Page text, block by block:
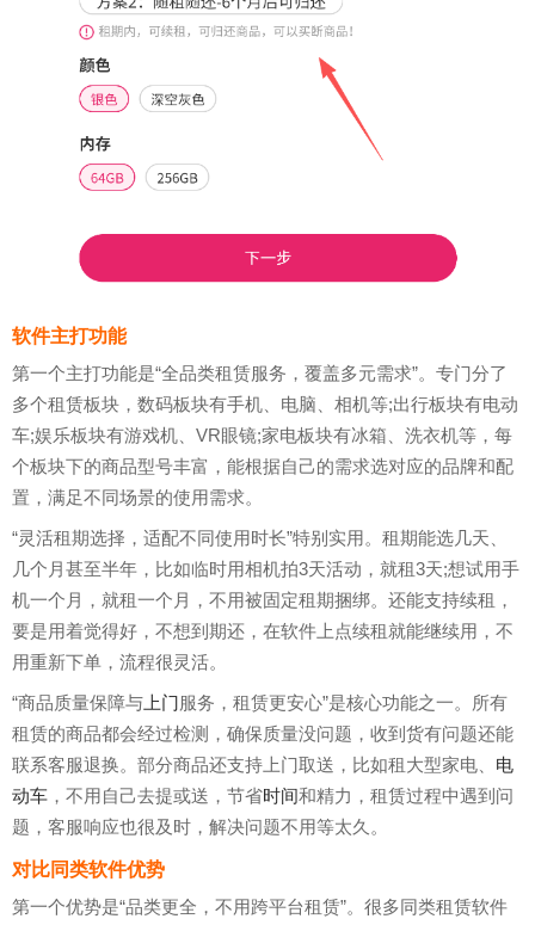
软件主打功能
第一个主打功能是“全品类租赁服务，覆盖多元需求”。专门分了
多个租赁板块，数码板块有手机、电脑、相机等;出行板块有电动
车;娱乐板块有游戏机、VR眼镜;家电板块有冰箱、洗衣机等，每
个板块下的商品型号丰富，能根据自己的需求选对应的品牌和配
置，满足不同场景的使用需求。
“灵活租期选择，适配不同使用时长”特别实用。租期能选几天、
几个月甚至半年，比如临时用相机拍3天活动，就租3天;想试用手
机一个月，就租一个月，不用被固定租期捆绑。还能支持续租，
要是用着觉得好，不想到期还，在软件上点续租就能继续用，不
用重新下单，流程很灵活。
“商品质量保障与 上门服务，租赁更安心”是核心功能之一。所有
租赁的商品都会经过检测，确保质量没问题，收到货有问题还能
联系客服退换。部分商品还支持上门取送，比如租大型家电、 电
动车 ，不用自己去提或送，节省时间和精力，租赁过程中遇到问
题，客服响应也很及时，解决问题不用等太久。
对比同类软件优势
第一个优势是“品类更全，不用跨平台租赁”。很多同类租赁软件